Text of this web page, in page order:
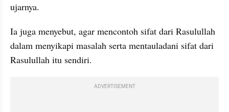
ujarnya.
Ia juga menyebut, agar mencontoh sifat dari Rasulullah
dalam menyikapi masalah serta mentauladani sifat dari
Rasulullah itu sendiri.
ADVERTISEMENT